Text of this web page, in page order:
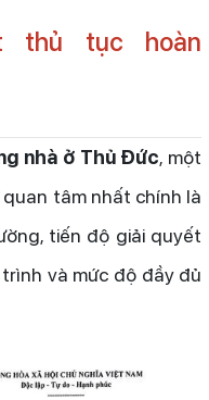
thủ tục hoàn
nhà ở Thủ Đức, một
tâm nhất chính là
tiến độ giải quyết
và mức độ đầy đủ